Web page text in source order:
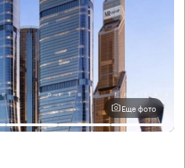
Еще фото